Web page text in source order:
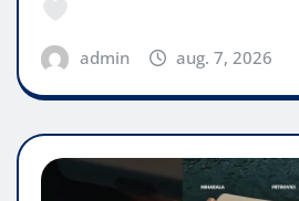
admin aug. 7, 2026